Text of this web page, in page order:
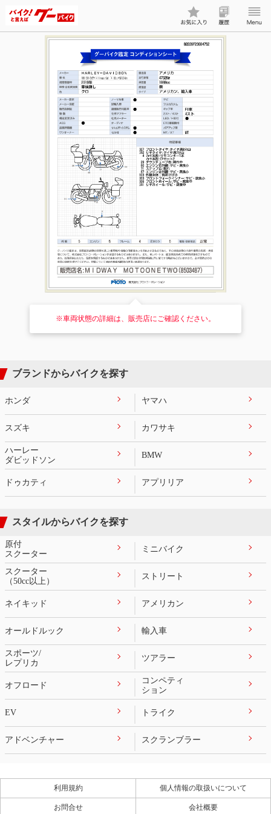
※車両状態の詳細は、販売店にご確認ください。
ブランドからバイクを探す
ホンダ ヤマハ
スズキ カワサキ
ハーレー
ダビッドソン
BMW
ドゥカティ アプリリア
スタイルからバイクを探す
原付
スクーター
ミニバイク
スクーター
（50cc以上）
ストリート
ネイキッド アメリカン
オールドルック 輸入車
スポーツ/
レプリカ
ツアラー
オフロード
コンペティ
ション
EV トライク
アドベンチャー スクランブラー
利用規約 個人情報の取扱いについて
お問合せ 会社概要